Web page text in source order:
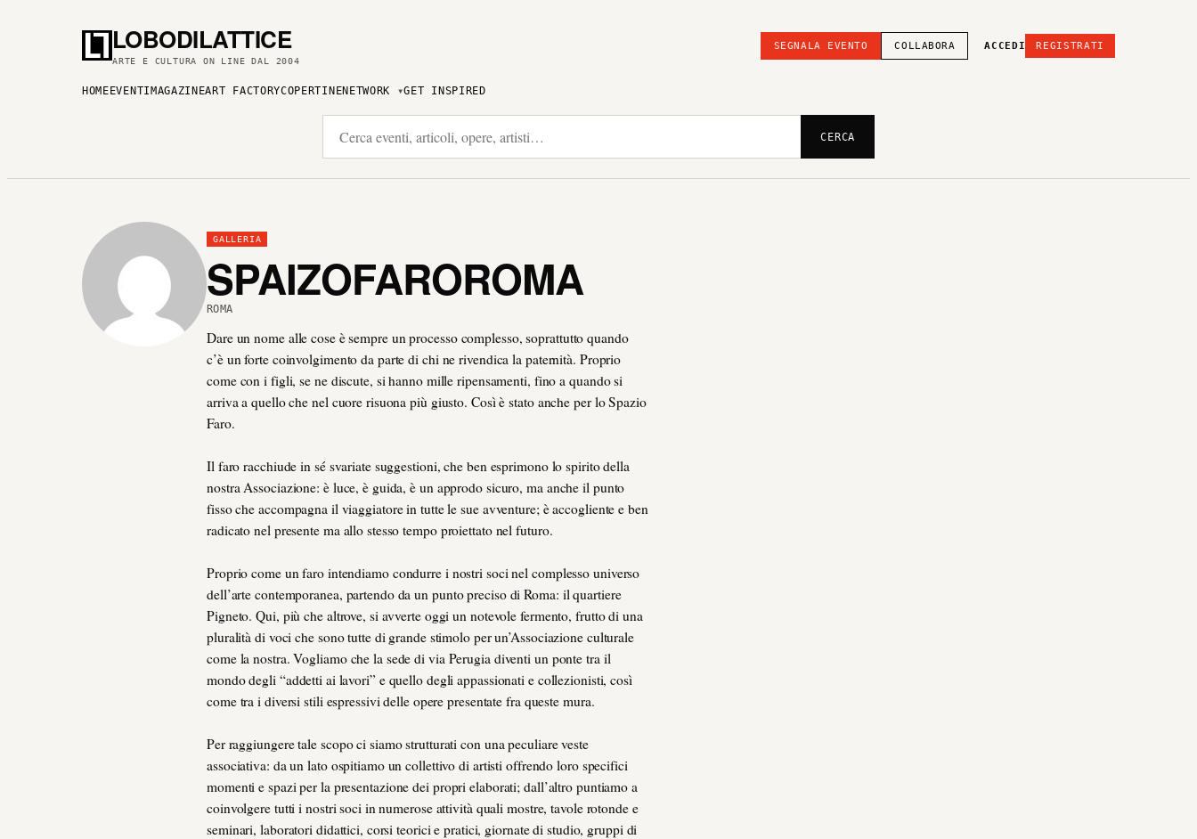
LOBODILATTICE
ARTE E CULTURA ON LINE DAL 2004
SEGNALA EVENTO COLLABORA ACCEDI REGISTRATI
HOME EVENTI MAGAZINEART FACTORYCOPERTINENETWORK GET INSPIRED
CERCA
GALLERIA
SPAIZOFAROROMA
ROMA
Dare un nome alle cose è sempre un processo complesso, soprattutto quando
c’è un forte coinvolgimento da parte di chi ne rivendica la paternità. Proprio
come con i figli, se ne discute, si hanno mille ripensamenti, fino a quando si
arriva a quello che nel cuore risuona più giusto. Così è stato anche per lo Spazio
Faro.
Il faro racchiude in sé svariate suggestioni, che ben esprimono lo spirito della
nostra Associazione: è luce, è guida, è un approdo sicuro, ma anche il punto
fisso che accompagna il viaggiatore in tutte le sue avventure; è accogliente e ben
radicato nel presente ma allo stesso tempo proiettato nel futuro.
Proprio come un faro intendiamo condurre i nostri soci nel complesso universo
dell’arte contemporanea, partendo da un punto preciso di Roma: il quartiere
Pigneto. Qui, più che altrove, si avverte oggi un notevole fermento, frutto di una
pluralità di voci che sono tutte di grande stimolo per un’Associazione culturale
come la nostra. Vogliamo che la sede di via Perugia diventi un ponte tra il
mondo degli “addetti ai lavori” e quello degli appassionati e collezionisti, così
come tra i diversi stili espressivi delle opere presentate fra queste mura.
Per raggiungere tale scopo ci siamo strutturati con una peculiare veste
associativa: da un lato ospitiamo un collettivo di artisti offrendo loro specifici
momenti e spazi per la presentazione dei propri elaborati; dall’altro puntiamo a
coinvolgere tutti i nostri soci in numerose attività quali mostre, tavole rotonde e
seminari, laboratori didattici, corsi teorici e pratici, giornate di studio, gruppi di